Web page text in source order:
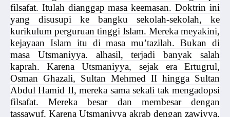
filsafat. Itulah dianggap masa keemasan. Doktrin ini
yang disusupi ke bangku sekolah-sekolah, ke
kurikulum perguruan tinggi Islam. Mereka meyakini,
kejayaan Islam itu di masa mu’tazilah. Bukan di
masa Utsmaniyya. alhasil, terjadi banyak salah
kaprah. Karena Utsmaniyya, sejak era Ertugrul,
Osman Ghazali, Sultan Mehmed II hingga Sultan
Abdul Hamid II, mereka sama sekali tak mengadopsi
filsafat. Mereka besar dan membesar dengan
tassawuf. Karena Utsmaniyya akrab dengan zawiyya,